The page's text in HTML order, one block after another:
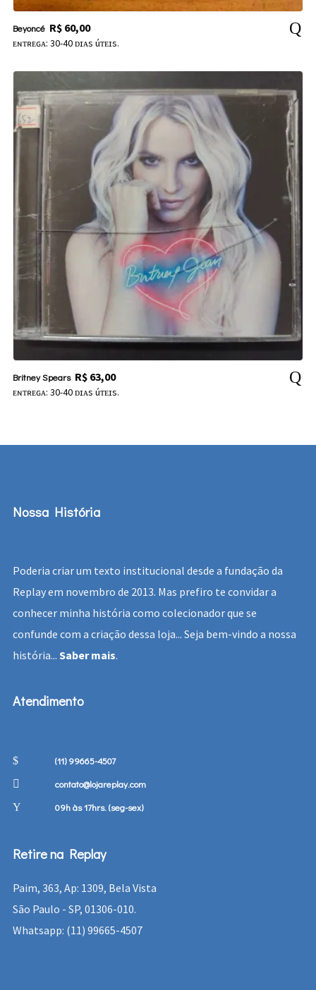
Beyoncé R$60,00
ᴇɴᴛʀᴇɢᴀ: 30-40 ᴅɪᴀs úᴛᴇɪs.
Britney Spears R$63,00
ᴇɴᴛʀᴇɢᴀ: 30-40 ᴅɪᴀs úᴛᴇɪs.
Nossa História
Poderia criar um texto institucional desde a fundação da
Replay em novembro de 2013. Mas prefiro te convidar a
conhecer minha história como colecionador que se
confunde com a criação dessa loja... Seja bem-vindo a nossa
história... Saber mais.
Atendimento
(11) 99665-4507
contato@lojareplay.com
09h às 17hrs. (seg-sex)
Retire na Replay
Paim, 363, Ap: 1309, Bela Vista
São Paulo - SP, 01306-010.
Whatsapp: (11) 99665-4507